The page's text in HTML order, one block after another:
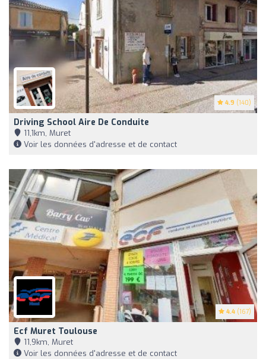
4.9 (140)
Driving School Aire De Conduite
11,1km, Muret
Voir les données d'adresse et de contact
4.4 (167)
Ecf Muret Toulouse
11,9km, Muret
Voir les données d'adresse et de contact